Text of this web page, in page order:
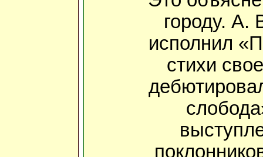
городу. А.
исполнил
стихи